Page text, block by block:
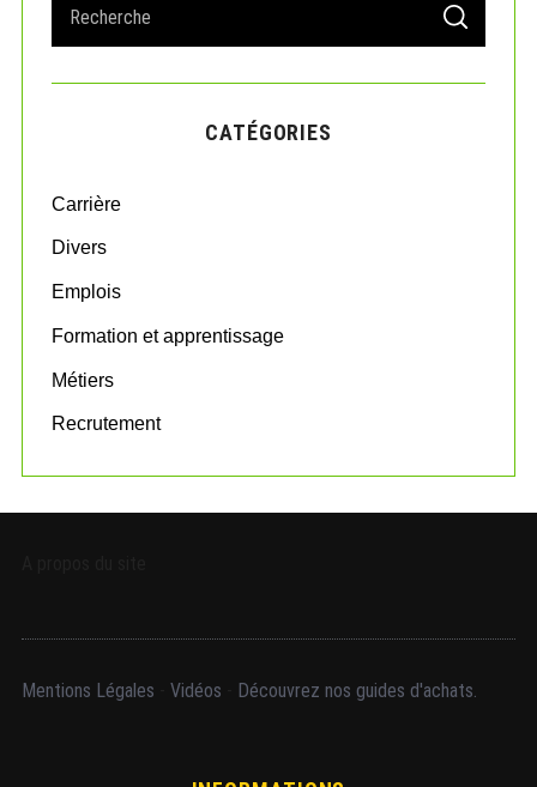
a
r
o
:
S
A
C
CATÉGORIES
Carrière
Divers
Emplois
Formation et apprentissage
Métiers
Recrutement
Mentions Légales Vidéos Découvrez nos guides d'achats.